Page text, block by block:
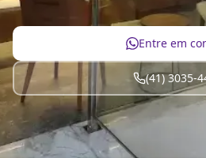
Entre em
(41) 3035-